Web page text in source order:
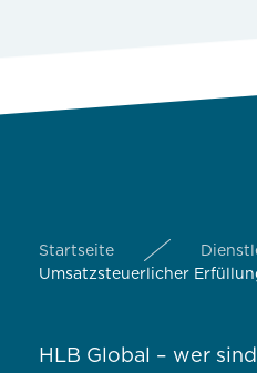
Startseite
Umsatzsteuerlicher
HLB Global – wer